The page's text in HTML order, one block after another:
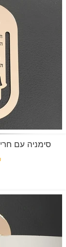
סימניה עם